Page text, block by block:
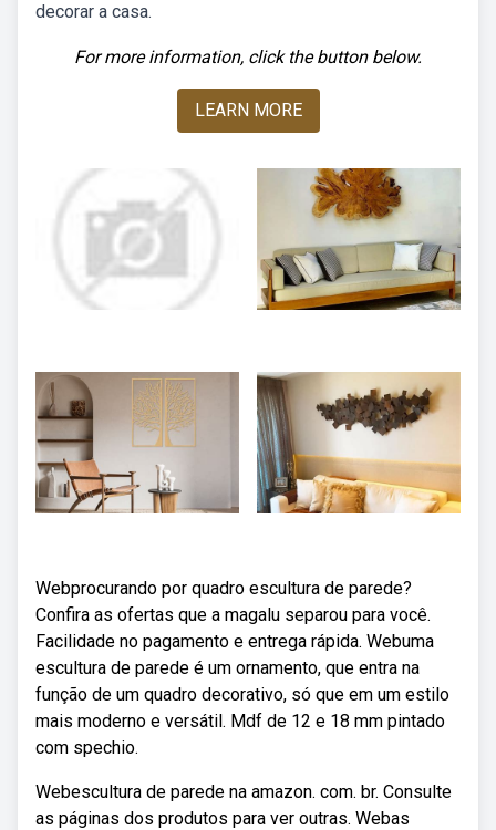
decorar a casa.
For more information, click the button below.
LEARN MORE
Webprocurando por quadro escultura de parede?
Confira as ofertas que a magalu separou para você.
Facilidade no pagamento e entrega rápida. Webuma
escultura de parede é um ornamento, que entra na
função de um quadro decorativo, só que em um estilo
mais moderno e versátil. Mdf de 12 e 18 mm pintado
com spechio.
Webescultura de parede na amazon. com. br. Consulte
as páginas dos produtos para ver outras. Webas